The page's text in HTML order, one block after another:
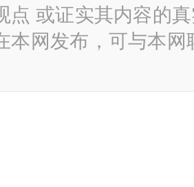
点 或证实其内容的
本网发布，可与本